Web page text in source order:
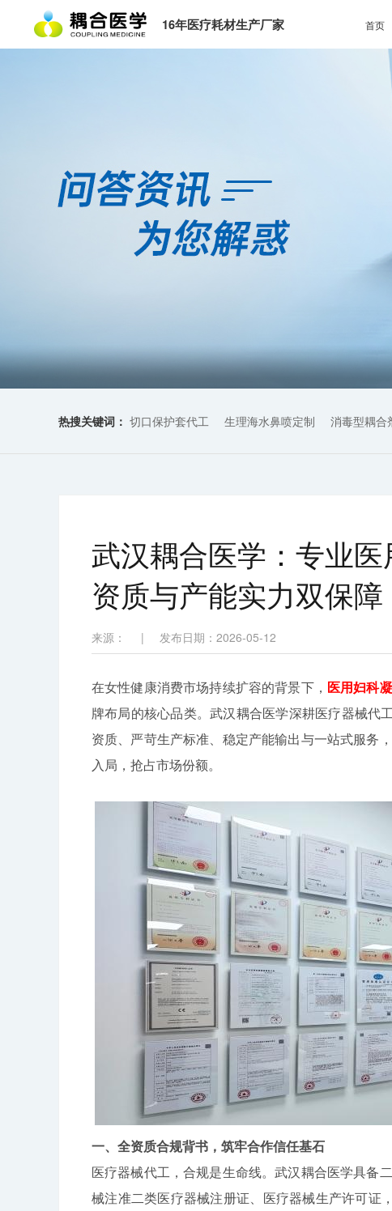
16年医疗耗材生产厂家 首页
热搜关键词： 切口保护套代工 生理海水鼻喷定制 消毒型耦合
武汉耦合医学：专业
资质与产能实力双保障
来源： | 发布日期：2026-05-12
在女性健康消费市场持续扩容的背景下， 医用妇科
牌布局的核心品类。武汉耦合医学深耕医疗器械代
资质、严苛生产标准、稳定产能输出与一站式服务
入局，抢占市场份额。
一、全资质合规背书，筑牢合作信任基石
医疗器械代工，合规是生命线。武汉耦合医学具备
械注准二类医疗器械注册证、医疗器械生产许可证